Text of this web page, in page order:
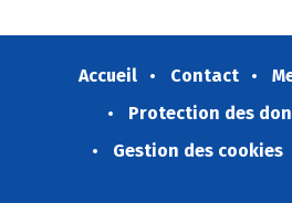
Accueil Contact
Protection des
Gestion des cookies